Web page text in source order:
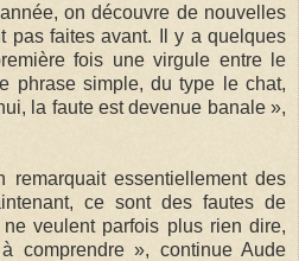
on découvre de nouvelles
pas faites avant. Il y a quelques
fois une virgule entre le
phrase simple, du type le chat,
la faute est devenue banale »,
essentiellement des
ce sont des fautes de
veulent parfois plus rien dire,
comprendre », continue Aude